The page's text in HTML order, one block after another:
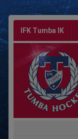
IFK Tumba IK